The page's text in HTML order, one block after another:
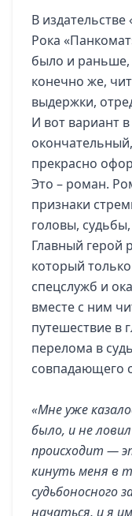
В
Рока
было и раньше,
конечно же,
выдержки,
И вот вариант
прекрасно
Это – роман.
признаки
головы,
Главный герой
который
спецслужб и
вместе с ним
путешествие в
перелома в
совпадающего
«Мне уже
было, и не
происходит —
кинуть меня в
судьбоносного
начаться, и я